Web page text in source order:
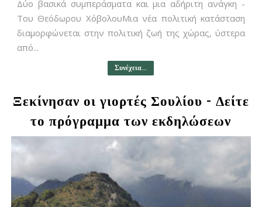
Δύο βασικά συμπεράσματα και μια αδήριτη ανάγκη -
Του Θεόδωρου ΧόβολουΜια νέα πολιτική κατάσταση
διαμορφώνεται στην πολιτική ζωή της χώρας, ύστερα
από...
Συνέχεια...
Ξεκίνησαν οι γιορτές Σουλίου - Δείτε
το πρόγραμμα των εκδηλώσεων